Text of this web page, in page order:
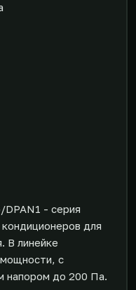
DPAN1 - серия
для
В линейке
с
напором до 200 Па.